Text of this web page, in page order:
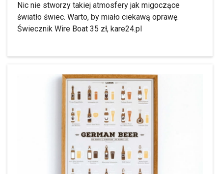
Nic nie stworzy takiej atmosfery jak migoczące
światło świec. Warto, by miało ciekawą oprawę.
Świecznik Wire Boat 35 zł, kare24.pl